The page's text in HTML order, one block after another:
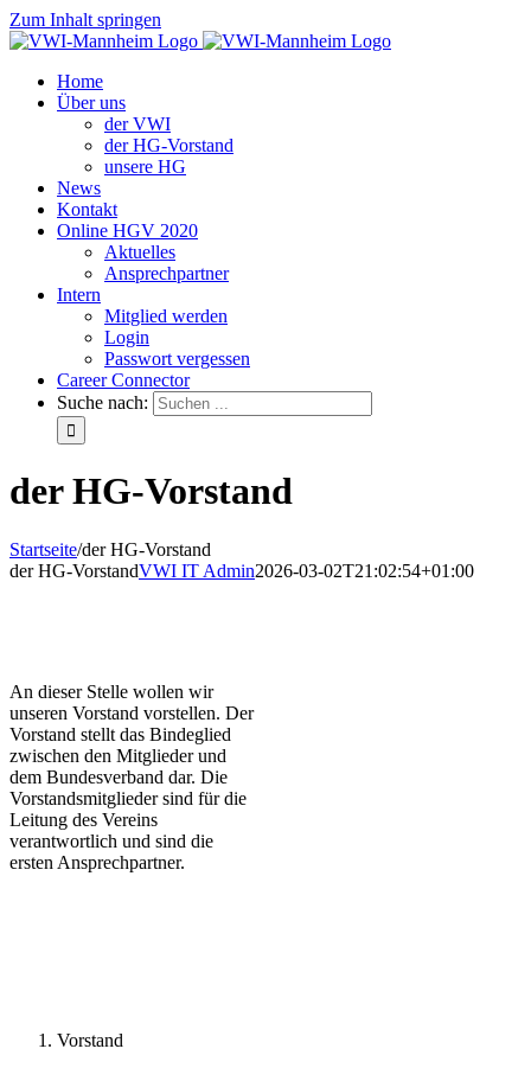
Zum Inhalt springen
Home
Über uns
der VWI
der HG-Vorstand
unsere HG
News
Kontakt
Online HGV 2020
Aktuelles
Ansprechpartner
Intern
Mitglied werden
Login
Passwort vergessen
Career Connector
Suche nach:
der HG-Vorstand
Startseite/der HG-Vorstand
der HG-VorstandVWI IT Admin2026-03-02T21:02:54+01:00
An dieser Stelle wollen wir
unseren Vorstand vorstellen. Der
Vorstand stellt das Bindeglied
zwischen den Mitglieder und
dem Bundesverband dar. Die
Vorstandsmitglieder sind für die
Leitung des Vereins
verantwortlich und sind die
ersten Ansprechpartner.
Vorstand